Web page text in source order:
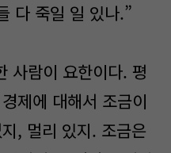
다 죽일 일 있나.”
사람이 요한이다. 평
제에 대해서 조금이
, 멀리 있지. 조금은